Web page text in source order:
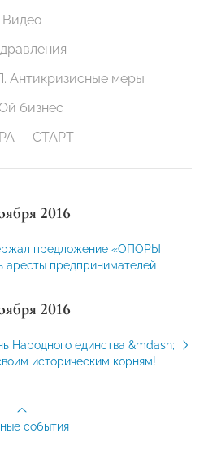
Видео
Антикризисные меры
бизнес
— СТАРТ
2016
предложение «ОПОРЫ
предпринимателей
2016
единства &mdash;
историческим корням!
события